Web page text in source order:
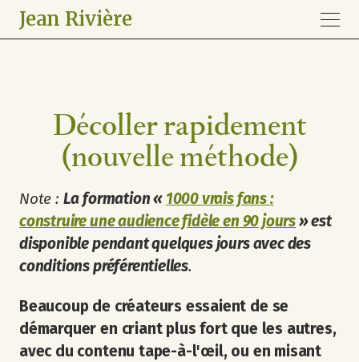
Jean Rivière
Décoller rapidement
(nouvelle méthode)
Note : La formation « 1000 vrais fans :
construire une audience fidèle en 90 jours» est
disponible pendant quelques jours avec des
conditions préférentielles.
Beaucoup de créateurs essaient de se
démarquer en criant plus fort que les autres,
avec du contenu tape-à-l'œil, ou en misant